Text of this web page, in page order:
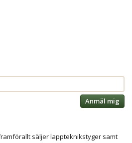
Anmäl mig
säljer lappteknikstyger samt